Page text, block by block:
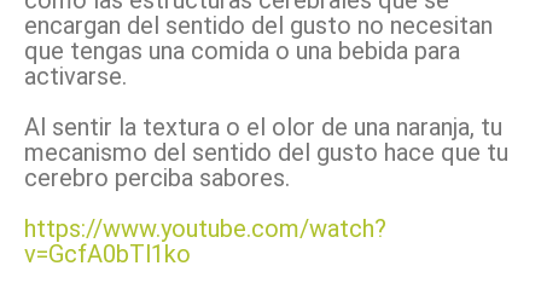
encargan del sentido del gusto no necesitan
que tengas una comida o una bebida para
activarse.
Al sentir la textura o el olor de una naranja, tu
mecanismo del sentido del gusto hace que tu
cerebro perciba sabores.
https://www.youtube.com/watch?
v=GcfA0bTl1ko